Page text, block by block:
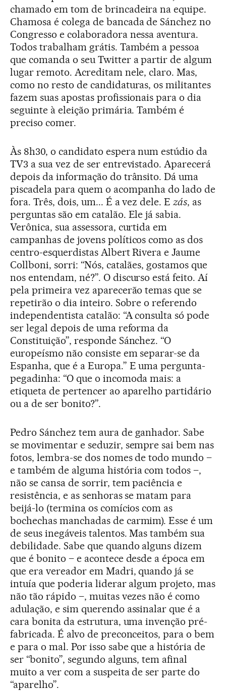
chamado em tom de brincadeira na equipe.
Chamosa é colega de bancada de Sánchez no
Congresso e colaboradora nessa aventura.
Todos trabalham grátis. Também a pessoa
que comanda o seu Twitter a partir de algum
lugar remoto. Acreditam nele, claro. Mas,
como no resto de candidaturas, os militantes
fazem suas apostas profissionais para o dia
seguinte à eleição primária. Também é
preciso comer.
Às 8h30, o candidato espera num estúdio da
TV3 a sua vez de ser entrevistado. Aparecerá
depois da informação do trânsito. Dá uma
piscadela para quem o acompanha do lado de
fora. Três, dois, um... É a vez dele. Ezás, as
perguntas são em catalão. Ele já sabia.
Verônica, sua assessora, curtida em
campanhas de jovens políticos como as dos
centro-esquerdistas Albert Rivera e Jaume
Collboni, sorri: “Nós, catalães, gostamos que
nos entendam, né?”. O discurso está feito. Aí
pela primeira vez aparecerão temas que se
repetirão o dia inteiro. Sobre o referendo
independentista catalão: “A consulta só pode
ser legal depois de uma reforma da
Constituição”, responde Sánchez. “O
europeísmo não consiste em separar-se da
Espanha, que é a Europa.” E uma pergunta-
pegadinha: “O que o incomoda mais: a
etiqueta de pertencer ao aparelho partidário
ou a de ser bonito?”.
Pedro Sánchez tem aura de ganhador. Sabe
se movimentar e seduzir, sempre sai bem nas
fotos, lembra-se dos nomes de todo mundo –
e também de alguma história com todos –,
não se cansa de sorrir, tem paciência e
resistência, e as senhoras se matam para
beijá-lo (termina os comícios com as
bochechas manchadas de carmim). Esse é um
de seus inegáveis talentos. Mas também sua
debilidade. Sabe que quando alguns dizem
que é bonito – e acontece desde a época em
que era vereador em Madri, quando já se
intuía que poderia liderar algum projeto, mas
não tão rápido –, muitas vezes não é como
adulação, e sim querendo assinalar que é a
cara bonita da estrutura, uma invenção pré-
fabricada. É alvo de preconceitos, para o bem
e para o mal. Por isso sabe que a história de
ser “bonito”, segundo alguns, tem afinal
muito a ver com a suspeita de ser parte do
“aparelho”.